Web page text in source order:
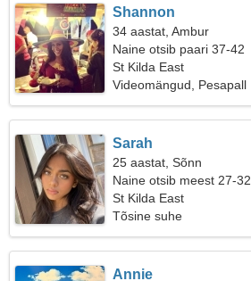
Shannon
34 aastat, Ambur
Naine otsib paari 37-42
St Kilda East
Videomängud, Pesapall
Sarah
25 aastat, Sõnn
Naine otsib meest 27-32
St Kilda East
Tõsine suhe
Annie